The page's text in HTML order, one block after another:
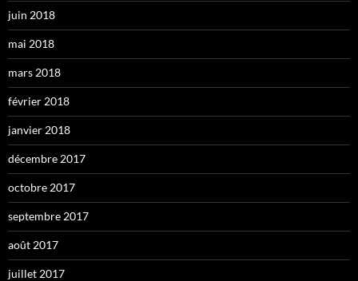
juin 2018
mai 2018
mars 2018
février 2018
janvier 2018
décembre 2017
octobre 2017
septembre 2017
août 2017
juillet 2017